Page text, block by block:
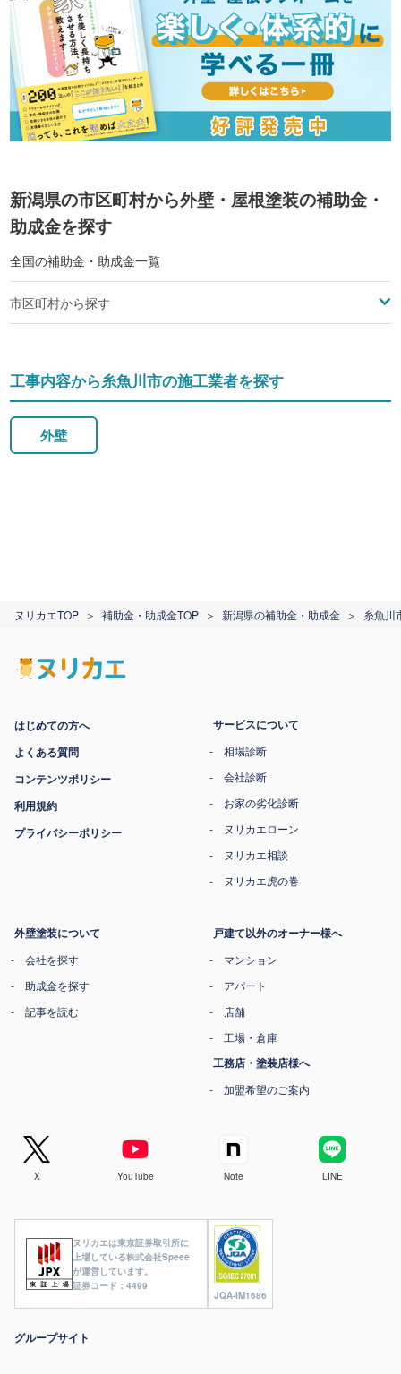
新潟県の市区町村から外壁・屋根塗装の補助金・
助成金を探す
全国の補助金・助成金一覧
市区町村から探す
工事内容から糸魚川市の施工業者を探す
外壁
ヌリカエTOP 補助金・助成金TOP 新潟県の補助金・助成金 糸魚川
ヌリカエは東京証券取引所に
上場している株式会社Speee
が運営しています。
証券コード：4499
JQA-IM1686
はじめての方へ
よくある質問
コンテンツポリシー
利用規約
プライバシーポリシー
サービスについて
相場診断
会社診断
お家の劣化診断
ヌリカエローン
ヌリカエ相談
ヌリカエ虎の巻
外壁塗装について
会社を探す
助成金を探す
記事を読む
戸建て以外のオーナー様へ
マンション
アパート
店舗
工場・倉庫
工務店・塗装店様へ
加盟希望のご案内
X YouTube Note LINE
グループサイト